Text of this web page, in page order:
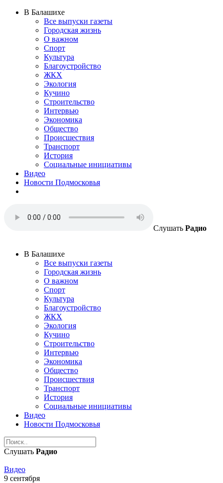
В Балашихе
Все выпуски газеты
Городская жизнь
О важном
Спорт
Культура
Благоустройство
ЖКХ
Экология
Кучино
Строительство
Интервью
Экономика
Общество
Происшествия
Транспорт
История
Социальные инициативы
Видео
Новости Подмосковья
Слушать Радио
В Балашихе
Все выпуски газеты
Городская жизнь
О важном
Спорт
Культура
Благоустройство
ЖКХ
Экология
Кучино
Строительство
Интервью
Экономика
Общество
Происшествия
Транспорт
История
Социальные инициативы
Видео
Новости Подмосковья
Слушать Радио
Видео
9 сентября